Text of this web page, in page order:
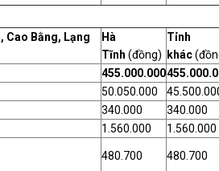
Cao Bằng, Lạng
Hà
Tĩnh (đồng)
Tỉnh
khác
455.000.000
50.050.000
340.000
340.000
1.560.000
1.560.000
480.700 480.700